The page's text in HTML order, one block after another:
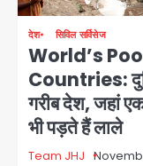
देश सिविल सर्विसेज
World’s
Countries:
गरीब देश, जहां
भी पड़ते हैं लाले
Team JHJ